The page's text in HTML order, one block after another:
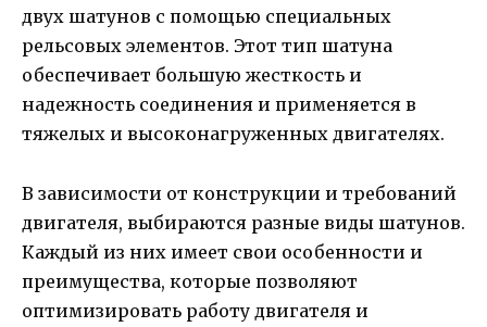
двух шатунов с помощью специальных
рельсовых элементов. Этот тип шатуна
обеспечивает большую жесткость и
надежность соединения и применяется в
тяжелых и высоконагруженных двигателях.
В зависимости от конструкции и требований
двигателя, выбираются разные виды шатунов.
Каждый из них имеет свои особенности и
преимущества, которые позволяют
оптимизировать работу двигателя и